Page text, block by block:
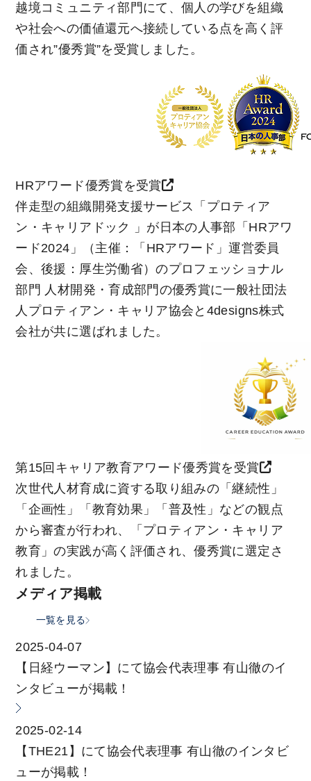
越境コミュニティ部門にて、個人の学びを組織
や社会への価値還元へ接続している点を高く評
価され”優秀賞”を受賞しました。
HRアワード優秀賞を受賞
伴走型の組織開発支援サービス「プロティア
ン・キャリアドック 」が日本の人事部「HRアワ
ード2024」（主催：「HRアワード」運営委員
会、後援：厚生労働省）のプロフェッショナル
部門 人材開発・育成部門の優秀賞に一般社団法
人プロティアン・キャリア協会と4designs株式
会社が共に選ばれました。
第15回キャリア教育アワード優秀賞を受賞
次世代人材育成に資する取り組みの「継続性」
「企画性」「教育効果」「普及性」などの観点
から審査が行われ、「プロティアン・キャリア
教育」の実践が高く評価され、優秀賞に選定さ
れました。
メディア掲載
一覧を見る
2025-04-07
【日経ウーマン】にて協会代表理事 有山徹のイ
ンタビューが掲載！
2025-02-14
【THE21】にて協会代表理事 有山徹のインタビ
ューが掲載！